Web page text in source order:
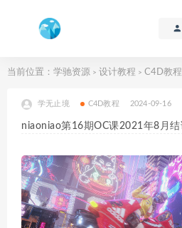
当前位置： 学驰资源 > 设计教程 > C4D教程
学无止境 C4D教程 2024-09-16
niaoniao第16期OC课2021年8月结